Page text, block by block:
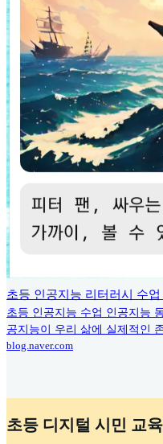
초등 인공지능 리터러시 수업
초등 인공지능 수업 인공지능
공지능이 우리 삶에 실제적인 존
blog.naver.com
초등 디지털 시민 교